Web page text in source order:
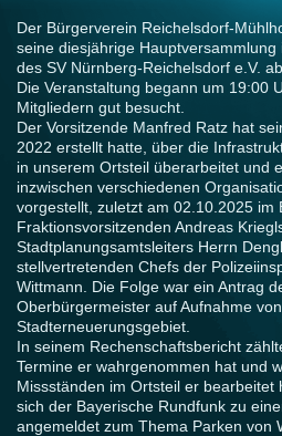
Der Bürgerverein Reichelsdorf-
seine diesjährige
des SV Nürnberg-Reichelsdorf e.V. ab.
Die Veranstaltung begann um 19:00
Mitgliedern gut besucht.
Der Vorsitzende Manfred Ratz hat
2022 erstellt hatte, über die
in unserem Ortsteil überarbeitet und
inzwischen verschiedenen
vorgestellt, zuletzt am 02.10.2025 im
Fraktionsvorsitzenden Andreas
Stadtplanungsamtsleiters Herrn
stellvertretenden Chefs der
Wittmann. Die Folge war ein Antrag
Oberbürgermeister auf Aufnahme
Stadterneuerungsgebiet.
In seinem Rechenschaftsbericht
Termine er wahrgenommen hat und
Missständen im Ortsteil er bearbeitet
sich der Bayerische Rundfunk zu
angemeldet zum Thema Parken von